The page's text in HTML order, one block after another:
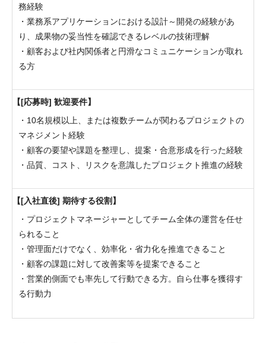
務経験
・業務系アプリケーションにおける設計～開発の経験があ
り、成果物の妥当性を確認できるレベルの技術理解
・顧客および社内関係者と円滑なコミュニケーションが取れ
る方
[応募時] 歓迎要件
・10名規模以上、または複数チームが関わるプロジェクトの
マネジメント経験
・顧客の要望や課題を整理し、提案・合意形成を行った経験
・品質、コスト、リスクを意識したプロジェクト推進の経験
[入社直後] 期待する役割
・プロジェクトマネージャーとしてチーム全体の運営を任せ
られること
・管理面だけでなく、効率化・省力化を推進できること
・顧客の課題に対して改善案等を提案できること
・営業的側面でも率先して行動できる方。自ら仕事を獲得す
る行動力